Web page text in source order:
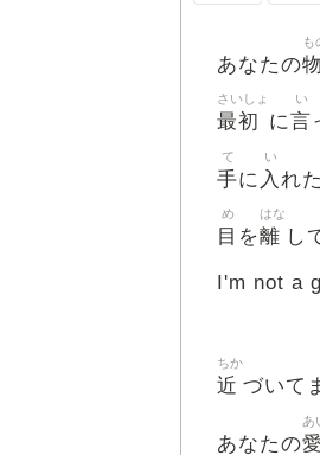
あなたの物
も
最初
さいしょ
に言
い
手
て
に 入
い
れ
目
め
を離
はな
し
I'm not a
近
ちか
づいて
あなたの愛
あ